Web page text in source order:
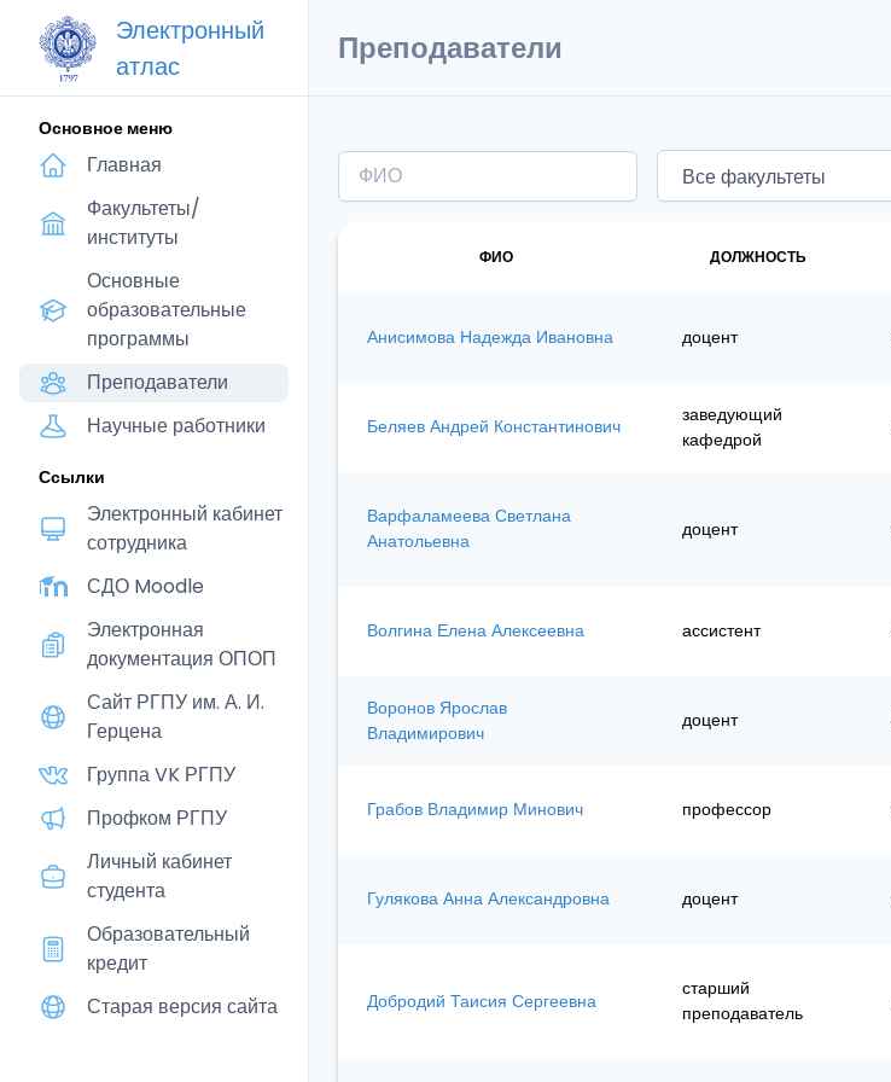
Электронный
атлас
Основное меню
Главная
Факультеты/
институты
Основные
образовательные
программы
Преподаватели
Научные работники
Ссылки
Электронный кабинет
сотрудника
СДО Moodle
Электронная
документация ОПОП
Сайт РГПУ им. А. И.
Герцена
Группа VK РГПУ
Профком РГПУ
Личный кабинет
студента
Образовательный
кредит
Старая версия сайта
Преподаватели
ФИО ДОЛЖНОСТЬ
Анисимова Надежда Ивановна доцент
Беляев Андрей Константинович
заведующий
кафедрой
Варфаламеева Светлана
Анатольевна
доцент
Волгина Елена Алексеевна ассистент
Воронов Ярослав
Владимирович
доцент
Грабов Владимир Минович профессор
Гулякова Анна Александровна доцент
Добродий Таисия Сергеевна
старший
преподаватель